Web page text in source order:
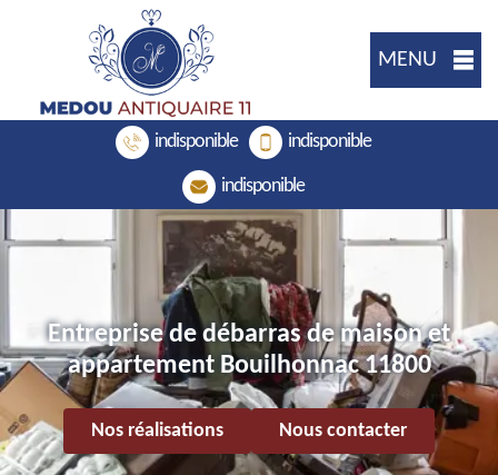
MENU
indisponible indisponible
indisponible
Entreprise de débarras de maison et
appartement Bouilhonnac 11800
Nos réalisations Nous contacter